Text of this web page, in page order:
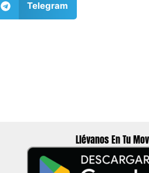
Telegram
Llévanos En Tu